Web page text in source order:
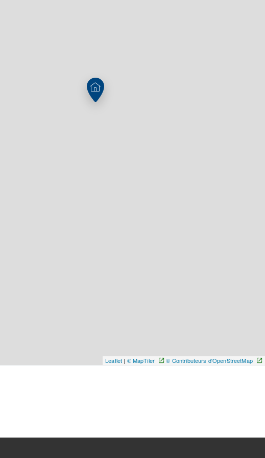
Leaflet | © MapTiler © Contributeurs d'OpenStreetMap